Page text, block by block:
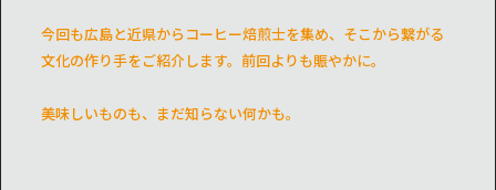
今回も広島と近県からコーヒー焙煎士を集め、そこから繋がる
文化の作り手をご紹介します。前回よりも賑やかに。
美味しいものも、まだ知らない何かも。